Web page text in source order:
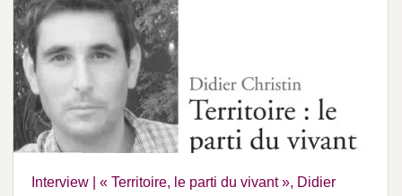
Interview | « Territoire, le parti du vivant », Didier